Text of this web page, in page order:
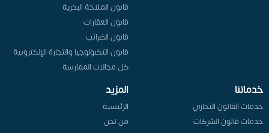
قانون الملاحة البحرية
قانون العقارات
قانون الضرائب
قانون التكنولوجيا والتجارة الإلكترونية
كل مجالات الممارسة
خدماتنا
خدمات القانون التجاري
خدمات قانون الشركات
المزيد
الرئيسية
من نحن